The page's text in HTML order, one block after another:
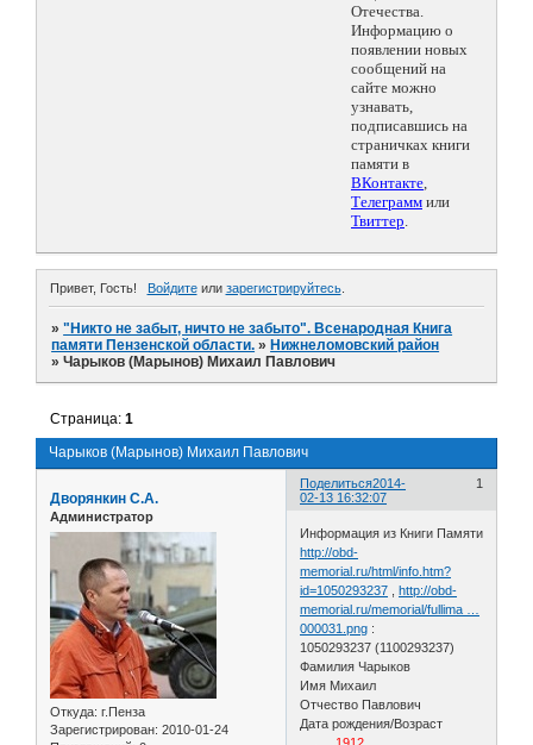
Отечества.
Информацию о
появлении новых
сообщений на
сайте можно
узнавать,
подписавшись на
страничках книги
памяти в
ВКонтакте,
Телеграмм или
Твиттер.
Привет, Гость! Войдитеили зарегистрируйтесь.
»"Никто не забыт, ничто не забыто". Всенародная Книга
памяти Пензенской области. » Нижнеломовский район
»Чарыков (Марынов) Михаил Павлович
Чарыков (Марынов) Михаил Павлович
Страница:1
Поделиться 1
2014-
02-13 16:32:07
Дворянкин С.А.
Администратор
Откуда: г.Пенза
Зарегистрирован: 2010-01-24
Информация из Книги Памяти
http://obd-
memorial.ru/html/info.htm?
id=1050293237 ,http://obd-
memorial.ru/memorial/fullima …
000031.png :
1050293237 (1100293237)
Фамилия Чарыков
Имя Михаил
Отчество Павлович
Дата рождения/Возраст